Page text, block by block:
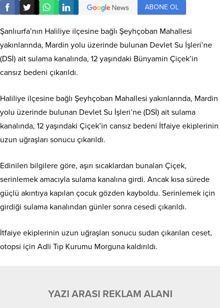
ABONE OL
Şanlıurfa’nın Haliliye ilçesine bağlı Şeyhçoban Mahallesi
yakınlarında, Mardin yolu üzerinde bulunan Devlet Su İşleri’ne
(DSİ) ait sulama kanalında, 12 yaşındaki Bünyamin Çiçek’in
cansız bedeni çıkarıldı.
Haliliye ilçesine bağlı Şeyhçoban Mahallesi yakınlarında, Mardin
yolu üzerinde bulunan Devlet Su İşleri’ne (DSİ) ait sulama
kanalında, 12 yaşındaki Çiçek’in cansız bedeni İtfaiye ekiplerinin
uzun uğraşları sonucu çıkarıldı.
Edinilen bilgilere göre, aşırı sıcaklardan bunalan Çiçek,
serinlemek amacıyla sulama kanalına girdi. Ancak kısa sürede
güçlü akıntıya kapılan çocuk gözden kayboldu. Serinlemek için
girdiği sulama kanalından günler sonra cesedi çıkarıldı.
İtfaiye ekiplerinin uzun uğraşları sonucu sudan çıkarılan ceset,
otopsi için Adli Tıp Kurumu Morguna kaldırıldı.
YAZI ARASI REKLAM ALANI